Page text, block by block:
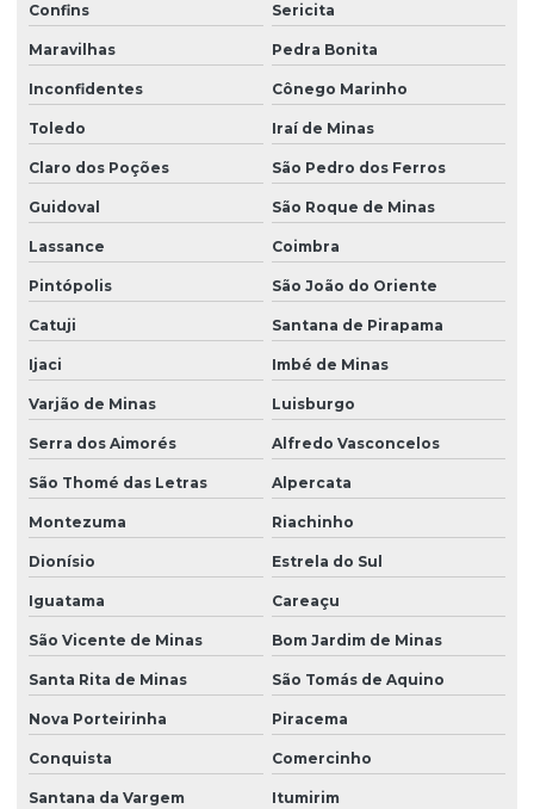
Confins Sericita
Maravilhas Pedra Bonita
Inconfidentes Cônego Marinho
Toledo Iraí de Minas
Claro dos Poções São Pedro dos Ferros
Guidoval São Roque de Minas
Lassance Coimbra
Pintópolis São João do Oriente
Catuji Santana de Pirapama
Ijaci Imbé de Minas
Varjão de Minas Luisburgo
Serra dos Aimorés Alfredo Vasconcelos
São Thomé das Letras Alpercata
Montezuma Riachinho
Dionísio Estrela do Sul
Iguatama Careaçu
São Vicente de Minas Bom Jardim de Minas
Santa Rita de Minas São Tomás de Aquino
Nova Porteirinha Piracema
Conquista Comercinho
Santana da Vargem Itumirim